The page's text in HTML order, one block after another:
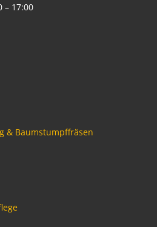
– 17:00
& Baumstumpffräsen